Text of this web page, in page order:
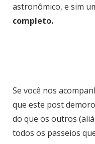
astronômico, e sim
completo.
Se você nos
que este post
do que os outros
todos os passeios